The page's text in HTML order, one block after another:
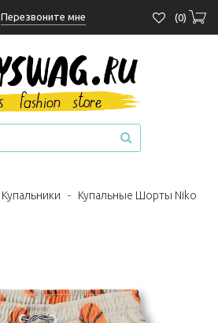
Перезвоните мне (0)
Купальники - Купальные Шорты Niko